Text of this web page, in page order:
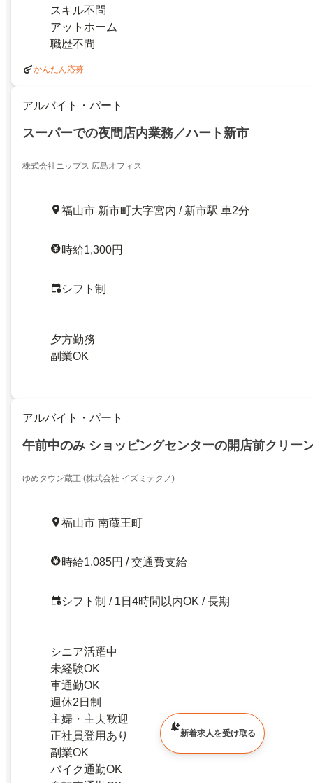
スキル不問
アットホーム
職歴不問
かんたん応募
アルバイト・パート
スーパーでの夜間店内業務／ハート新市
株式会社ニップス 広島オフィス
福山市 新市町大字宮内 / 新市駅 車2分
時給1,300円
シフト制
夕方勤務
副業OK
アルバイト・パート
午前中のみ ショッピングセンターの開店前クリー
ゆめタウン蔵王 (株式会社 イズミテクノ)
福山市 南蔵王町
時給1,085円 / 交通費支給
シフト制 / 1日4時間以内OK / 長期
シニア活躍中
未経験OK
車通勤OK
週休2日制
主婦・主夫歓迎
正社員登用あり
副業OK
バイク通勤OK
新着求人を受け取る